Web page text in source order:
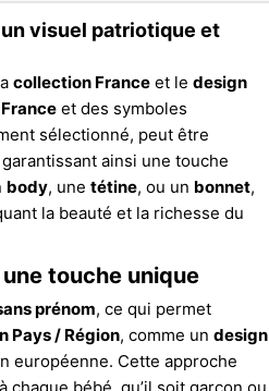
visuel patriotique et
collection France et le design
et des symboles
sélectionné, peut être
ainsi une touche
body, une tétine, ou un bonnet,
la beauté et la richesse du
touche unique
prénom, ce qui permet
Pays / Région, comme un design
européenne. Cette approche